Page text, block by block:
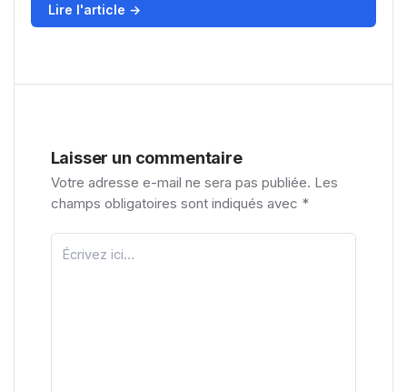
Lire l'article →
Laisser un commentaire
Votre adresse e-mail ne sera pas publiée. Les
champs obligatoires sont indiqués avec *
Écrivez
ici…